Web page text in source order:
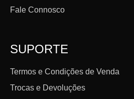
Fale Connosco
SUPORTE
Termos e Condições de Venda
Trocas e Devoluções